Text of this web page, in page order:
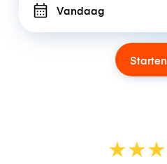
Vandaag
Starten
★★★